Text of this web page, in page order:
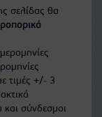
σελίδας θα
τιμές +/- 3
και σύνδεσμοι